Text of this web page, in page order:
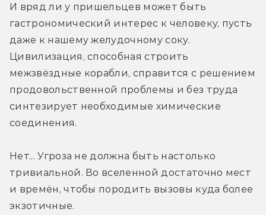
И вряд ли у пришельцев может быть
гастрономический интерес к человеку, пусть
даже к нашему желудочному соку.
Цивилизация, способная строить
межзвёздные корабли, справится с решением
продовольственной проблемы и без труда
синтезирует необходимые химические
соединения.
Нет... Угроза не должна быть настолько
тривиальной. Во вселенной достаточно мест
и времён, чтобы породить вызовы куда более
экзотичные.